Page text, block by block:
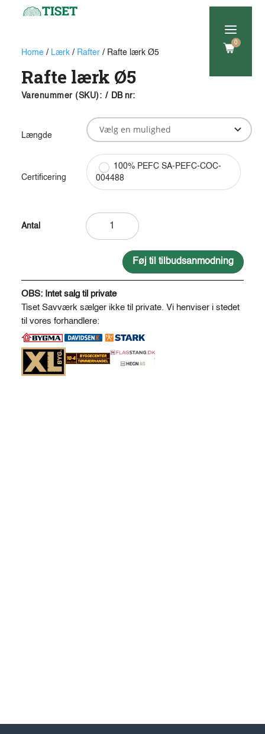
a
0
Home/ Lærk/ Rafter/ Rafte lærk Ø5
Rafte lærk Ø5
Varenummer (SKU): / DB nr:
Længde
Certificering
100% PEFC SA-PEFC-COC-
004488
Føj til tilbudsanmodning
A
l
t
e
r
n
t
OBS: Intet salg til private
Tiset Savværk sælger ikke til private. Vi henviser i stedet
til vores forhandlere: